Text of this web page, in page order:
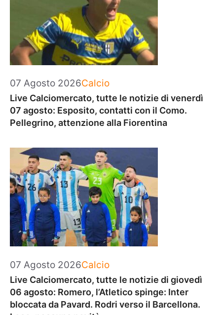
07 Agosto 2026Categorie
Calcio
Live Calciomercato, tutte le notizie di venerdì
07 agosto: Esposito, contatti con il Como.
Pellegrino, attenzione alla Fiorentina
07 Agosto 2026Categorie
Calcio
Live Calciomercato, tutte le notizie di giovedì
06 agosto: Romero, l’Atletico spinge: Inter
bloccata da Pavard. Rodri verso il Barcellona.